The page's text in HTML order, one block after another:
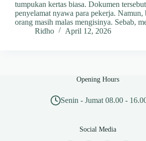
tumpukan kertas biasa. Dokumen
penyelamat nyawa para pekerja. Namun,
orang masih malas mengisinya. Sebab,
Ridho
April 12, 2026
Opening Hours
Senin - Jumat 08.00 -
Social Media